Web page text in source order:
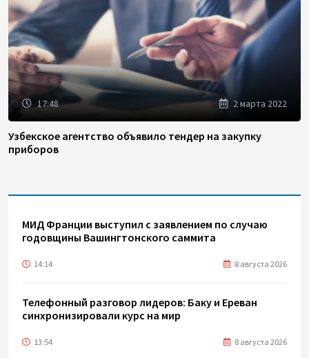
17:48 2 марта 2022
Узбекское агентство объявило тендер на закупку
приборов
МИД Франции выступил с заявлением по случаю
годовщины Вашингтонского саммита
14:14 8 августа 2026
Телефонный разговор лидеров: Баку и Ереван
синхронизировали курс на мир
13:54 8 августа 2026